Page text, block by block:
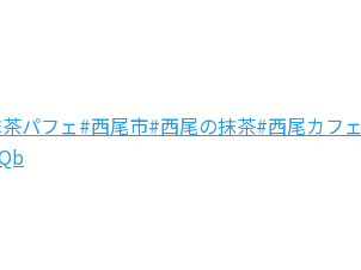
パフェ#西尾市#西尾の抹茶#西尾カフェ